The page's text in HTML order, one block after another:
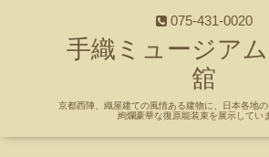
075-431-0020
手織ミュージア
舘
京都西陣、織屋建ての風情ある建物に、日本各地の
絢爛豪華な復原能装束を展示してい